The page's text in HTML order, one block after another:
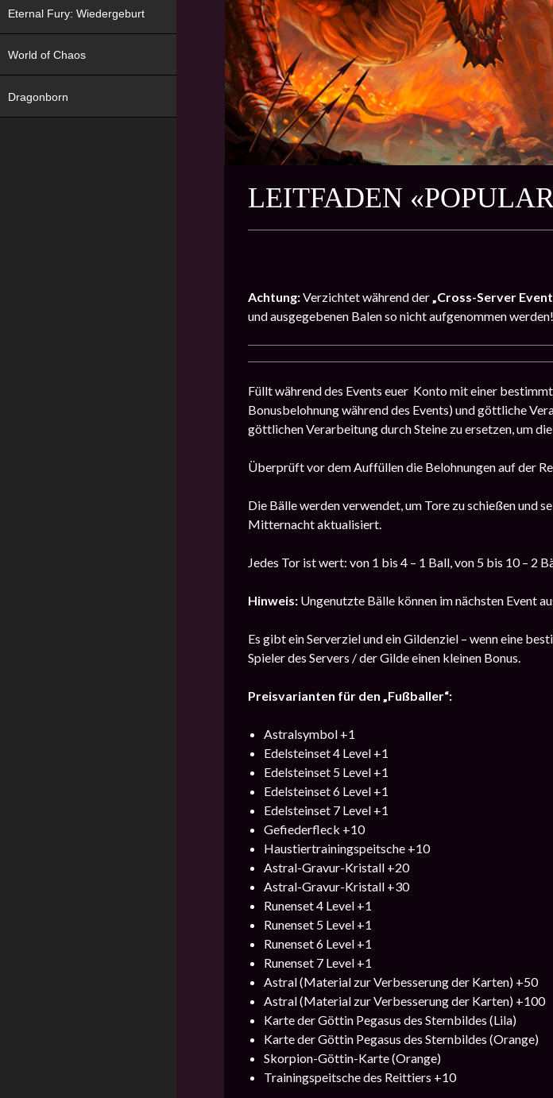
LEITFADEN
Achtung:Verzichtet während der„Cross-Server
und ausgegebenen Balen so nicht aufgenommen werden!
Füllt während des Events euer Konto mit einer
Bonusbelohnung während des Events) und göttliche
göttlichen Verarbeitung durch Steine ​​zu ersetzen, um
Überprüft vor dem Auffüllen die Belohnungen auf der
Die Bälle werden verwendet, um Tore zu schießen und
Mitternacht aktualisiert.
Jedes Tor ist wert: von 1 bis 4 – 1 Ball, von 5 bis 10 – 2
Hinweis: Ungenutzte Bälle können im nächsten Event
Es gibt ein Serverziel und ein Gildenziel – wenn eine
Spieler des Servers / der Gilde einen kleinen Bonus.
Preisvarianten für den „Fußballer“:
Astralsymbol +1
Edelsteinset 4 Level +1
Edelsteinset 5 Level +1
Edelsteinset 6 Level +1
Edelsteinset 7 Level +1
Gefiederfleck +10
Haustiertrainingspeitsche +10
Astral-Gravur-Kristall +20
Astral-Gravur-Kristall +30
Runenset 4 Level +1
Runenset 5 Level +1
Runenset 6 Level +1
Runenset 7 Level +1
Astral (Material zur Verbesserung der Karten) +50
Astral (Material zur Verbesserung der Karten) +100
Karte der Göttin Pegasus des Sternbildes (Lila)
Karte der Göttin Pegasus des Sternbildes (Orange)
Skorpion-Göttin-Karte (Orange)
Trainingspeitsche des Reittiers +10
Eternal Fury: Wiedergeburt
World of Chaos
Dragonborn